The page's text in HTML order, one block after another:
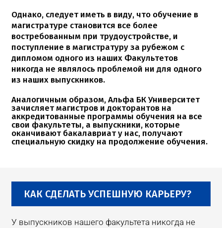
Однако, следует иметь в виду, что обучение в
магистратуре становится все более
востребованным при трудоустройстве, и
поступление в магистратуру за рубежом с
дипломом одного из наших Факультетов
никогда не являлось проблемой ни для одного
из наших выпускников.
Аналогичным образом, Альфа БК Университет
зачисляет магистров и докторантов на
аккредитованные программы обучения на все
свои факультеты, а выпускники, которые
оканчивают бакалавриат у нас, получают
специальную скидку на продолжение обучения.
КАК СДЕЛАТЬ УСПЕШНУЮ КАРЬЕРУ?
У выпускников нашего факультета никогда не